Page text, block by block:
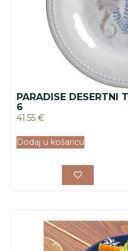
PARADISE DESERTNI
6
41.55 €
Dodaj u košaricu